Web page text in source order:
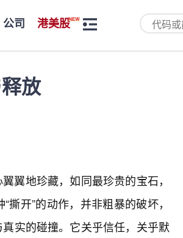
公司 港美股
放
翼地珍藏，如同最珍贵的宝石，
开”的动作，并非粗暴的破坏，
实的碰撞。它关乎信任，关乎默